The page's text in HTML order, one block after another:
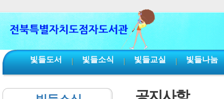
빛들도서 빛들소식 빛들교실 빛들나눔